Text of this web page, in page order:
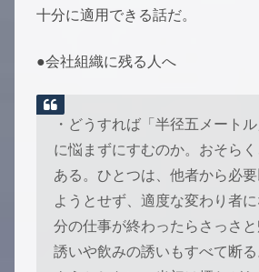
十分に適用できる話だ。
●会社組織に残る人へ
・どうすれば「半径五メート
に悩まずにすむのか。おそら
ある。ひとつは、他者から必
ようとせず、適度な変わり者
分の仕事が終わったらさっさ
誘いや飲みの誘いもすべて断